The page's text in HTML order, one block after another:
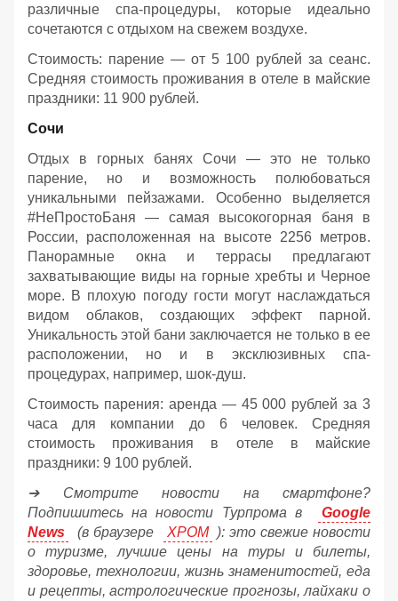
различные спа-процедуры, которые идеально
сочетаются с отдыхом на свежем воздухе.
Стоимость: парение — от 5 100 рублей за сеанс.
Средняя стоимость проживания в отеле в майские
праздники: 11 900 рублей.
Сочи
Отдых в горных банях Сочи — это не только
парение, но и возможность полюбоваться
уникальными пейзажами. Особенно выделяется
#НеПростоБаня — самая высокогорная баня в
России, расположенная на высоте 2256 метров.
Панорамные окна и террасы предлагают
захватывающие виды на горные хребты и Черное
море. В плохую погоду гости могут наслаждаться
видом облаков, создающих эффект парной.
Уникальность этой бани заключается не только в ее
расположении, но и в эксклюзивных спа-
процедурах, например, шок-душ.
Стоимость парения: аренда — 45 000 рублей за 3
часа для компании до 6 человек. Средняя
стоимость проживания в отеле в майские
праздники: 9 100 рублей.
➔ Смотрите новости на смартфоне?
Подпишитесь на новости Турпрома в
Google
News
(в браузере ХРОМ
): это свежие новости
о туризме, лучшие цены на туры и билеты,
здоровье, технологии, жизнь знаменитостей, еда
и рецепты, астрологические прогнозы, лайхаки о